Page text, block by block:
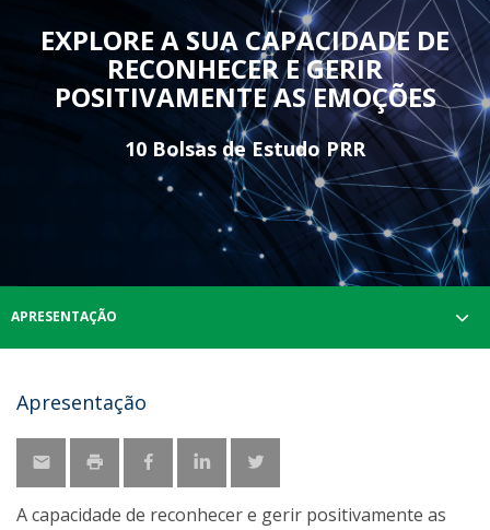
EXPLORE A SUA CAPACIDADE DE
RECONHECER E GERIR
POSITIVAMENTE AS EMOÇÕES
10 Bolsas de Estudo PRR
APRESENTAÇÃO
Apresentação
A capacidade de reconhecer e gerir positivamente as